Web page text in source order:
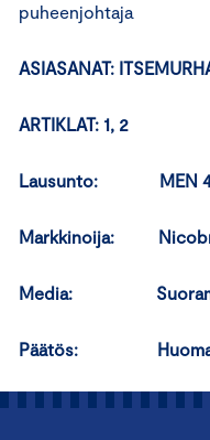
ASIASANAT:
ARTIKLAT: 1, 2
Lausunto: MEN
Markkinoija:
Media:
Päätös: